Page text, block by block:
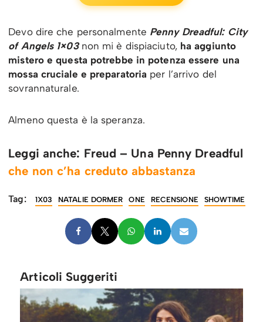
Devo dire che personalmente Penny Dreadful: City
of Angels 1×03 non mi è dispiaciuto, ha aggiunto
mistero e questa potrebbe in potenza essere una
mossa cruciale e preparatoria per l’arrivo del
sovrannaturale.
Almeno questa è la speranza.
Leggi anche: Freud – Una Penny Dreadful
che non c’ha creduto abbastanza
Tag: 1X03 NATALIE DORMER ONE RECENSIONE SHOWTIME
Articoli Suggeriti